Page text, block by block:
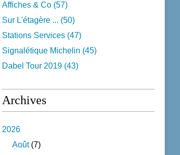
Affiches & Co (57)
Sur L'étagère ... (50)
Stations Services (47)
Signalétique Michelin (45)
Dabel Tour 2019 (43)
Archives
2026
Août(7)